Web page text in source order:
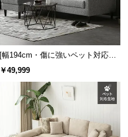
[幅194cm・傷に強いペット対応生
地も] 3人掛けカウチソファ ヘッド
￥49,999